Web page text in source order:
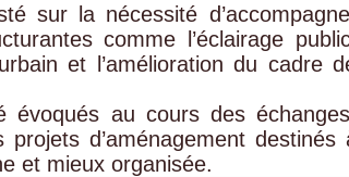
sur la nécessité
comme l’éclairage
et l’amélioration du cadre
évoqués au cours des
d’aménagement destinés
et mieux organisée.